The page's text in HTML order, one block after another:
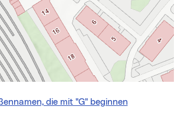
die mit "G" beginnen